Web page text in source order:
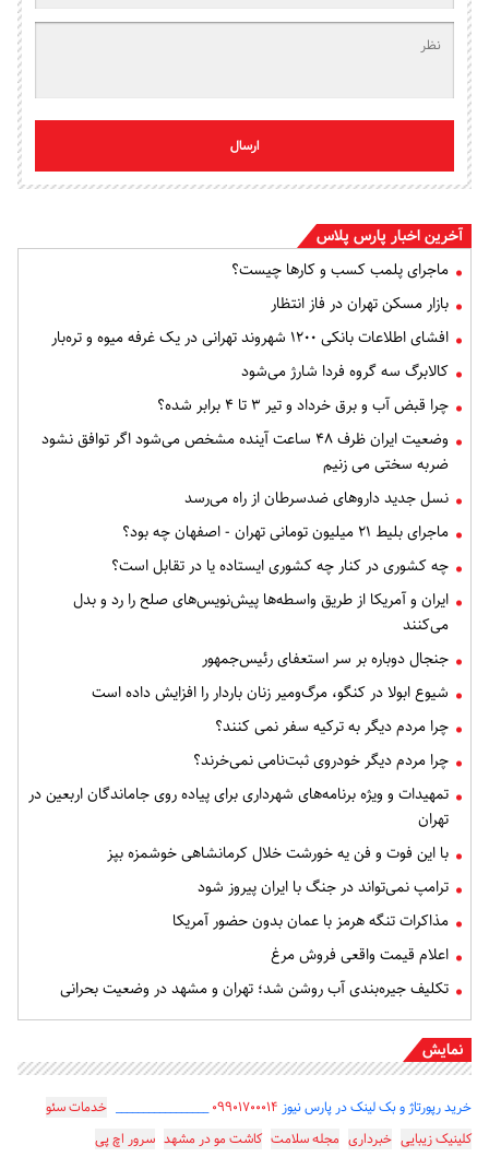
ارسال
آخرین اخبار پارس پلاس
ماجرای پلمب کسب و کارها چیست؟
بازار مسکن تهران در فاز انتظار
افشای اطلاعات بانکی ۱۲۰۰ شهروند تهرانی در یک غرفه میوه و تره‌بار
کالابرگ سه گروه فردا شارژ می‌شود
چرا قبض آب و برق خرداد و تیر ۳ تا ۴ برابر شده؟
وضعیت ایران ظرف ۴۸ ساعت آینده مشخص می‌شود اگر توافق نشود
ضربه سختی می زنیم
نسل جدید داروهای ضدسرطان از راه می‌رسد
ماجرای بلیط ۲۱ میلیون تومانی تهران - اصفهان چه بود؟
چه کشوری در کنار چه کشوری ایستاده یا در تقابل است؟
ایران و آمریکا از طریق واسطه‌ها پیش‌نویس‌های صلح را رد و بدل
می‌کنند
جنجال دوباره بر سر استعفای رئیس‌جمهور
شیوع ابولا در کنگو، مرگ‌ومیر زنان باردار را افزایش داده است
چرا مردم دیگر به ترکیه سفر نمی کنند؟
چرا مردم دیگر خودروی ثبت‌نامی نمی‌خرند؟
تمهیدات و ویژه برنامه‌های شهرداری برای پیاده روی جاماندگان اربعین در
تهران
با این فوت و فن یه خورشت خلال کرمانشاهی خوشمزه بپز
ترامپ نمی‌تواند در جنگ با ایران پیروز شود
مذاکرات تنگه هرمز با عمان بدون حضور آمریکا
اعلام قیمت واقعی فروش مرغ
تکلیف جیره‌بندی آب روشن شد؛ تهران و مشهد در وضعیت بحرانی
نمایش
خرید رپورتاژ و بک لینک در پارس نیوز ۰۹۹۰۱۷۰۰۰۱۴_________________ خدمات سئو
کلینیک زیبایی خبرداری مجله سلامت کاشت مو در مشهد سرور اچ پی